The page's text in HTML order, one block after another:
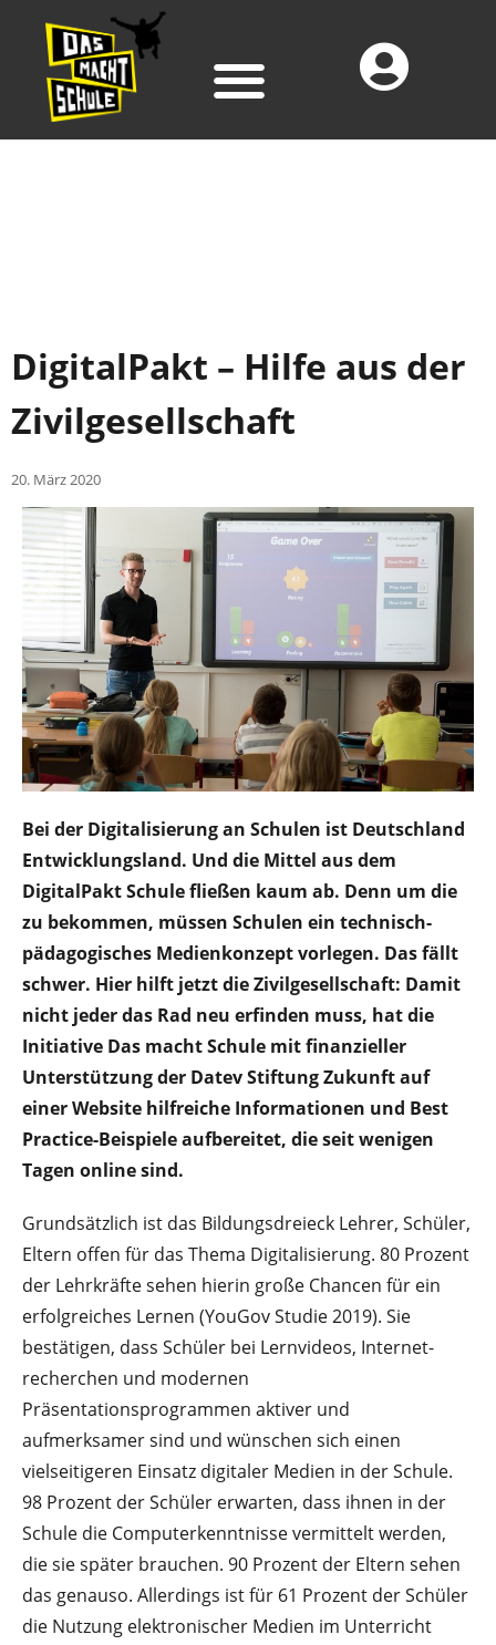
DigitalPakt – Hilfe aus der
Zivilgesellschaft
20. März 2020
Bei der Digitalisierung an Schulen ist Deutschland
Ent­wicklungsland. Und die Mittel aus dem
DigitalPakt Schule fließen kaum ab. Denn um die
zu bekommen, müssen Schulen ein technisch-
pädagogi­sches Medienkonzept vorlegen. Das fällt
schwer. Hier hilft jetzt die Zivilgesell­schaft: Damit
nicht jeder das Rad neu erfinden muss, hat die
Initiative Das macht Schule mit finanzieller
Unterstützung der Datev Stiftung Zukunft auf
einer Website hilfreiche Informationen und Best
Practice-Beispiele aufbereitet, die seit wenigen
Tagen online sind.
Grundsätzlich ist das Bildungsdreieck Lehrer, Schüler,
Eltern offen für das Thema Digi­talisierung. 80 Prozent
der Lehrkräfte sehen hierin große Chancen für ein
erfolgreiches Lernen (YouGov Studie 2019). Sie
bestätigen, dass Schüler bei Lernvideos, Internet­
recherchen und modernen
Präsentationsprogrammen aktiver und
aufmerksamer sind und wünschen sich einen
vielseitigeren Einsatz digitaler Medien in der Schule.
98 Pro­zent der Schüler erwarten, dass ihnen in der
Schule die Computerkenntnisse vermittelt werden,
die sie später brauchen. 90 Prozent der Eltern sehen
das genauso. Allerdings ist für 61 Prozent der Schüler
die Nutzung elektronischer Medien im Unterricht